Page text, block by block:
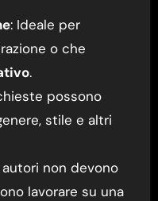
: Ideale per
o che
.
possono
stile e altri
autori non devono
lavorare su una